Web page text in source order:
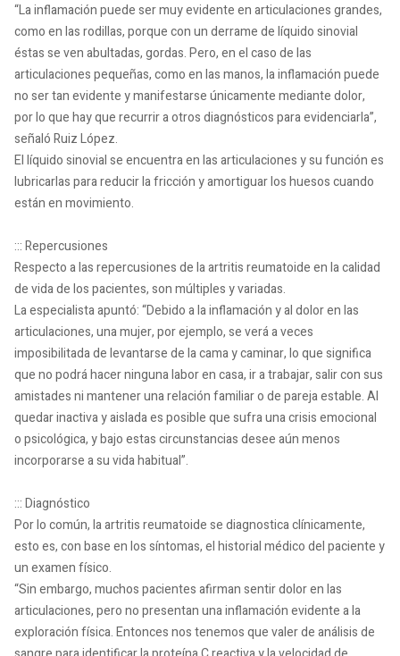
“La inflamación puede ser muy evidente en articulaciones grandes,
como en las rodillas, porque con un derrame de líquido sinovial
éstas se ven abultadas, gordas. Pero, en el caso de las
articulaciones pequeñas, como en las manos, la inflamación puede
no ser tan evidente y manifestarse únicamente mediante dolor,
por lo que hay que recurrir a otros diagnósticos para evidenciarla”,
señaló Ruiz López.
El líquido sinovial se encuentra en las articulaciones y su función es
lubricarlas para reducir la fricción y amortiguar los huesos cuando
están en movimiento.
::: Repercusiones
Respecto a las repercusiones de la artritis reumatoide en la calidad
de vida de los pacientes, son múltiples y variadas.
La especialista apuntó: “Debido a la inflamación y al dolor en las
articulaciones, una mujer, por ejemplo, se verá a veces
imposibilitada de levantarse de la cama y caminar, lo que significa
que no podrá hacer ninguna labor en casa, ir a trabajar, salir con sus
amistades ni mantener una relación familiar o de pareja estable. Al
quedar inactiva y aislada es posible que sufra una crisis emocional
o psicológica, y bajo estas circunstancias desee aún menos
incorporarse a su vida habitual”.
::: Diagnóstico
Por lo común, la artritis reumatoide se diagnostica clínicamente,
esto es, con base en los síntomas, el historial médico del paciente y
un examen físico.
“Sin embargo, muchos pacientes afirman sentir dolor en las
articulaciones, pero no presentan una inflamación evidente a la
exploración física. Entonces nos tenemos que valer de análisis de